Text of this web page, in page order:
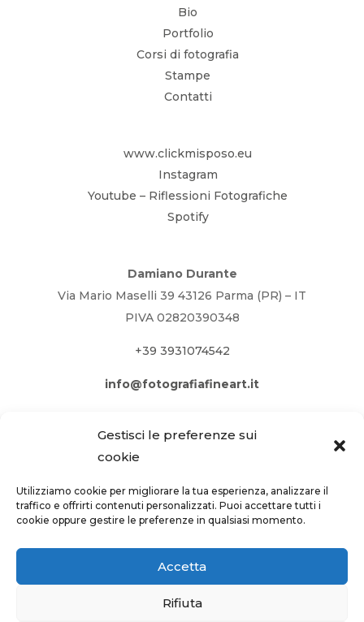
Gestisci le preferenze sui
cookie
Utilizziamo cookie per migliorare la tua esperienza, analizzare il
traffico e offrirti contenuti personalizzati. Puoi accettare tutti i
cookie oppure gestire le preferenze in qualsiasi momento.
Accetta
Rifiuta
Bio
Portfolio
Corsi di fotografia
Stampe
Contatti
www.clickmisposo.eu
Instagram
Youtube – Riflessioni Fotografiche
Spotify
Damiano Durante
Via Mario Maselli 39 43126 Parma (PR) – IT
PIVA 02820390348
+39 3931074542
info@fotografiafineart.it